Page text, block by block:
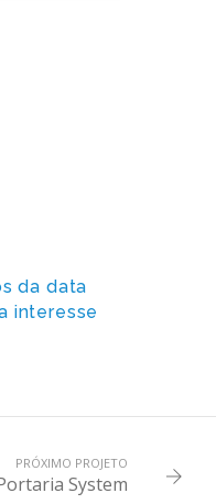
da data
interesse
PRÓXIMO PROJETO
System